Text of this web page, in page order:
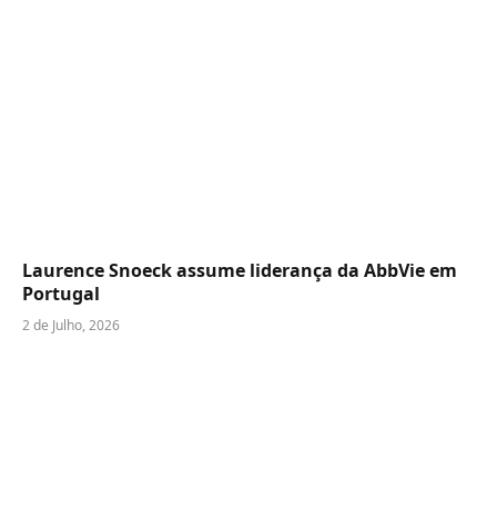
Laurence Snoeck assume liderança da AbbVie em
Portugal
2 de Julho, 2026